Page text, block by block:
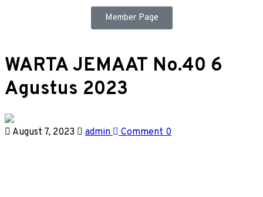
Member Page
WARTA JEMAAT No.40 6
Agustus 2023
August 7, 2023 admin Comment 0